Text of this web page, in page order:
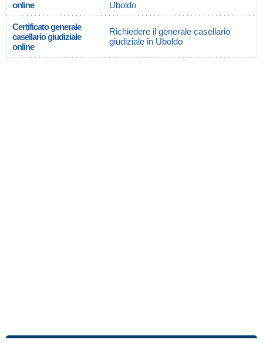
online
Uboldo
Certificato generale
casellario giudiziale
online
Richiedere il generale casellario
giudiziale in Uboldo